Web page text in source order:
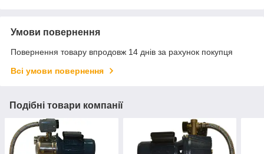
Умови повернення
Повернення товару впродовж 14 днів за рахунок покупця
Всі умови повернення
Подібні товари компанії